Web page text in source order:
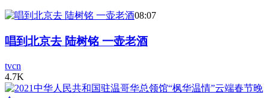
08:07
唱到北京去 陆树铭 一壶老酒
tvcn
4.7K